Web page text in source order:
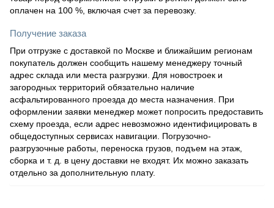
оплачен на 100 %, включая счет за перевозку.
Получение заказа
При отгрузке с доставкой по Москве и ближайшим регионам
покупатель должен сообщить нашему менеджеру точный
адрес склада или места разгрузки. Для новостроек и
загородных территорий обязательно наличие
асфальтированного проезда до места назначения. При
оформлении заявки менеджер может попросить предоставить
схему проезда, если адрес невозможно идентифицировать в
общедоступных сервисах навигации. Погрузочно-
разгрузочные работы, переноска грузов, подъем на этаж,
сборка и т. д. в цену доставки не входят. Их можно заказать
отдельно за дополнительную плату.